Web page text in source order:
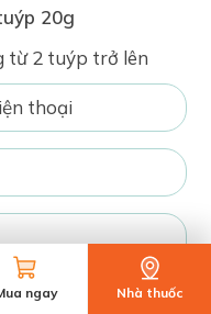
20g
từ 2 tuýp trở lên
ngay Nhà thuốc